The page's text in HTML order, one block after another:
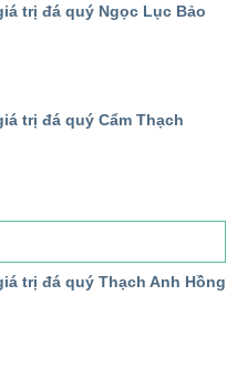
trị đá quý Ngọc Lục Bảo
trị đá quý Cẩm Thạch
trị đá quý Thạch Anh Hồng